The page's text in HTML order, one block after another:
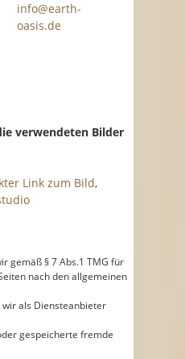
info@earth-
oasis.de
verwendeten Bilder
Link zum Bild,
gemäß § 7 Abs.1 TMG für
nach den allgemeinen
wir als Diensteanbieter
gespeicherte fremde